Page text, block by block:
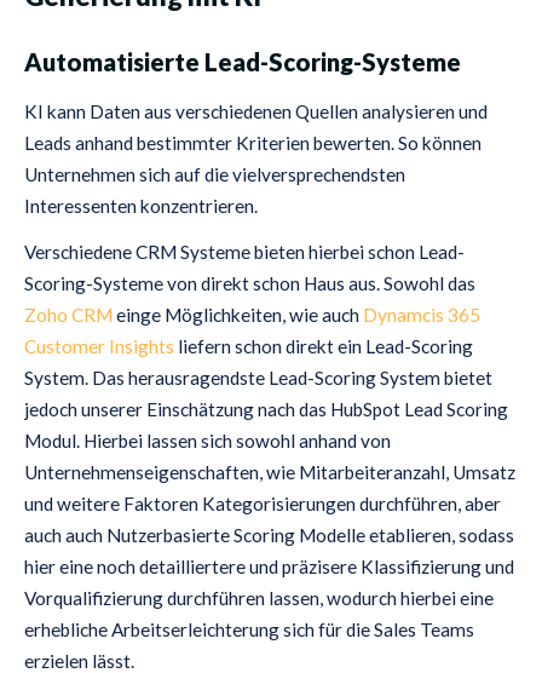
Automatisierte Lead-Scoring-Systeme
KI kann Daten aus verschiedenen Quellen analysieren und
Leads anhand bestimmter Kriterien bewerten. So können
Unternehmen sich auf die vielversprechendsten
Interessenten konzentrieren.
Verschiedene CRM Systeme bieten hierbei schon Lead-
Scoring-Systeme von direkt schon Haus aus. Sowohl das
Zoho CRM einge Möglichkeiten, wie auch Dynamcis 365
Customer Insights liefern schon direkt ein Lead-Scoring
System. Das herausragendste Lead-Scoring System bietet
jedoch unserer Einschätzung nach das HubSpot Lead Scoring
Modul. Hierbei lassen sich sowohl anhand von
Unternehmenseigenschaften, wie Mitarbeiteranzahl, Umsatz
und weitere Faktoren Kategorisierungen durchführen, aber
auch auch Nutzerbasierte Scoring Modelle etablieren, sodass
hier eine noch detailliertere und präzisere Klassifizierung und
Vorqualifizierung durchführen lassen, wodurch hierbei eine
erhebliche Arbeitserleichterung sich für die Sales Teams
erzielen lässt.